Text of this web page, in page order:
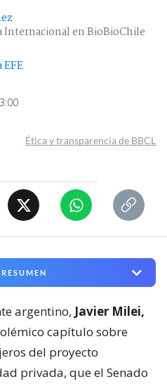
Internacional en BioBioChile
EFE
Ética y transparencia de BBCL
argentino, Javier Milei,
capítulo sobre
del proyecto
privada, que el Senado